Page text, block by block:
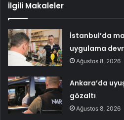
İlgili Makaleler
İstanbul’da
uygulama
Ağustos 8, 2026
Ankara’da
gözaltı
Ağustos 8, 2026